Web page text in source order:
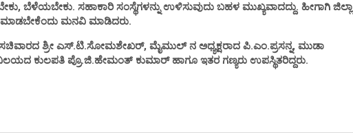
ಬೆಳೆಯಬೇಕು. ಸಹಾಕಾರಿ ಸಂಸ್ಥೆಗಳನ್ನು ಉಳಿಸುವುದು ಬಹಳ ಮುಖ್ಯವಾದದ್ದು. ಹೀಗಾಗಿ ಜಿಲ್ಲಾ
ಮಾಡಬೇಕೆಂದು ಮನವಿ ಮಾಡಿದರು.
ಶ್ರೀ ಎಸ್.ಟಿ.ಸೋಮಶೇಖರ್, ಮೈಮುಲ್ ನ ಅಧ್ಯಕ್ಷರಾದ ಪಿ.ಎಂ.ಪ್ರಸನ್ನ, ಮುಡಾ
ಕುಲಪತಿ ಪ್ರೊ.ಜಿ.ಹೇಮಂತ್ ಕುಮಾರ್ ಹಾಗೂ ಇತರ ಗಣ್ಯರು ಉಪಸ್ಥಿತರಿದ್ದರು.